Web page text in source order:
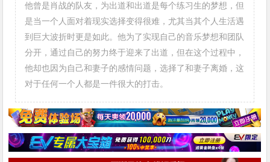
他曾是肖战的队友，为出道和出道是每个练习生的梦想，但
是当一个人面对着现实选择变得很难，尤其当其个人生活遇
到巨大波折时更是如此。他为了实现自己的音乐梦想和团队
分开，通过自己的努力终于迎来了出道，但在这个过程中，
他却也因为自己和妻子的感情问题，选择了和妻子离婚，这
对于任何一个人都是一件很大的打击。